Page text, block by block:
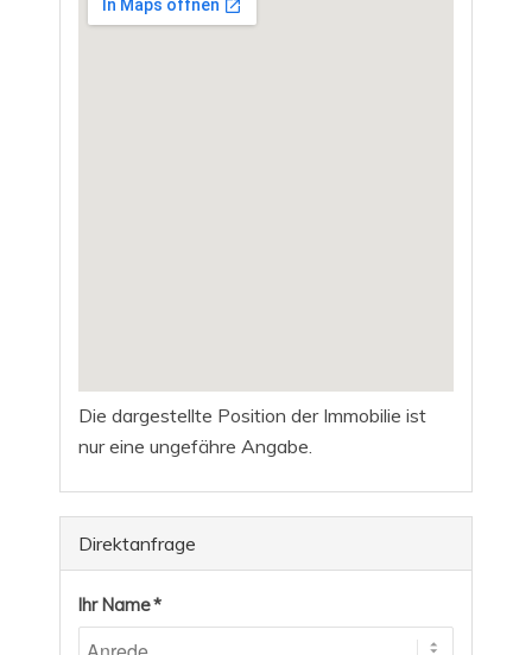
Die dargestellte Position der Immobilie ist
nur eine ungefähre Angabe.
Direktanfrage
Ihr Name *